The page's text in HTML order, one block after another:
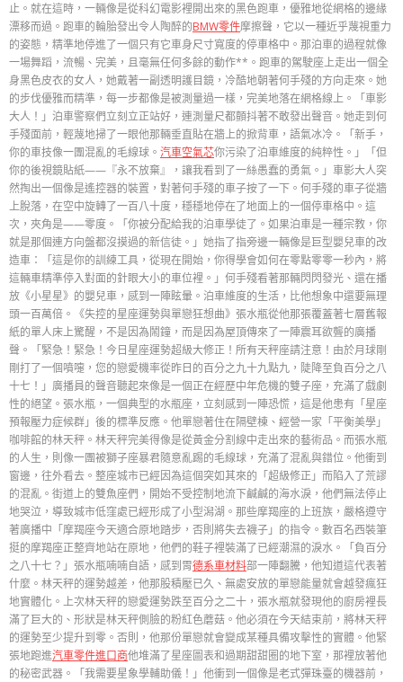
止。就在這時，一輛像是從科幻電影裡開出來的黑色跑車，優雅地從網格的邊緣
漂移而過。跑車的輪胎發出令人陶醉的BMW零件摩擦聲，它以一種近乎蔑視重力
的姿態，精準地停進了一個只有它車身尺寸寬度的停車格中。那泊車的過程就像
一場舞蹈，流暢、完美，且毫無任何多餘的動作**。跑車的駕駛座上走出一個全
身黑色皮衣的女人，她戴著一副透明護目鏡，冷酷地朝著何手殘的方向走來。她
的步伐優雅而精準，每一步都像是被測量過一樣，完美地落在網格線上。「車影
大人！」泊車警察們立刻立正站好，連測量尺都顫抖著不敢發出聲音。她走到何
手殘面前，輕蔑地掃了一眼他那輛垂直貼在牆上的掀背車，語氣冰冷。「新手，
你的車技像一團混亂的毛線球。 汽車空氣芯你污染了泊車維度的純粹性。」「但
你的後視鏡貼紙——『永不放棄』，讓我看到了一絲愚蠢的勇氣。」車影大人突
然掏出一個像是遙控器的裝置，對著何手殘的車子按了一下。何手殘的車子從牆
上脫落，在空中旋轉了一百八十度，穩穩地停在了地面上的一個停車格中。這
次，夾角是——零度。「你被分配給我的泊車學徒了。如果泊車是一種宗教，你
就是那個連方向盤都沒摸過的新信徒。」她指了指旁邊一輛像是巨型嬰兒車的改
造車：「這是你的訓練工具，從現在開始，你得學會如何在零點零零一秒內，將
這輛車精準停入對面的針眼大小的車位裡。」何手殘看著那輛閃閃發光、還在播
放《小星星》的嬰兒車，感到一陣眩暈。泊車維度的生活，比他想象中還要無理
頭一百萬倍。《失控的星座運勢與單戀狂想曲》張水瓶從他那張覆蓋著七層舊報
紙的單人床上驚醒，不是因為鬧鐘，而是因為屋頂傳來了一陣震耳欲聾的廣播
聲。「緊急！緊急！今日星座運勢超級大修正！所有天秤座請注意！由於月球剛
剛打了一個噴嚏，您的戀愛機率從昨日的百分之九十九點九，陡降至負百分之八
十七！」廣播員的聲音聽起來像是一個正在經歷中年危機的雙子座，充滿了戲劇
性的絕望。張水瓶，一個典型的水瓶座，立刻感到一陣恐慌，這是他患有「星座
預報壓力症候群」後的標準反應。他單戀著住在隔壁棟、經營一家「平衡美學」
咖啡館的林天秤。林天秤完美得像是從黃金分割線中走出來的藝術品。而張水瓶
的人生，則像一團被獅子座暴君隨意亂踢的毛線球，充滿了混亂與錯位。他衝到
窗邊，往外看去。整座城市已經因為這個突如其來的「超級修正」而陷入了荒謬
的混亂。街道上的雙魚座們，開始不受控制地流下鹹鹹的海水淚，他們無法停止
地哭泣，導致城市低窪處已經形成了小型潟湖。那些摩羯座的上班族，嚴格遵守
著廣播中「摩羯座今天適合原地踏步，否則將失去襪子」的指令。數百名西裝筆
挺的摩羯座正整齊地站在原地，他們的鞋子裡裝滿了已經潮濕的淚水。「負百分
之八十七？」張水瓶喃喃自語，感到胃德系車材料部一陣翻騰，他知道這代表著
什麼。林天秤的運勢越差，他那股積壓已久、無處安放的單戀能量就會越發瘋狂
地實體化。上次林天秤的戀愛運勢跌至百分之二十，張水瓶就發現他的廚房裡長
滿了巨大的、形狀是林天秤側臉的粉紅色蘑菇。他必須在今天結束前，將林天秤
的運勢至少提升到零。否則，他那份單戀就會變成某種具備攻擊性的實體。他緊
張地跑進汽車零件進口商他堆滿了星座圖表和過期甜甜圈的地下室，那裡放著他
的秘密武器。「我需要星象學輔助儀！」他衝到一個像是老式彈珠臺的機器前，